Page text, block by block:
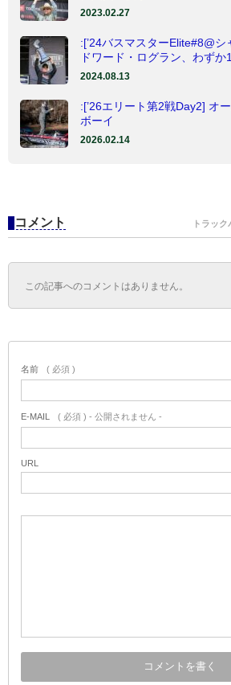
2023.02.27
:[’24バスマスターElite#8@
ドワード・ログラン、わずか
2024.08.13
:[’26エリート第2戦Day2] オ
ボーイ
2026.02.14
コメント トラッ
この記事へのコメントはありません。
名前 ( 必須 )
E-MAIL ( 必須 ) - 公開されません -
URL